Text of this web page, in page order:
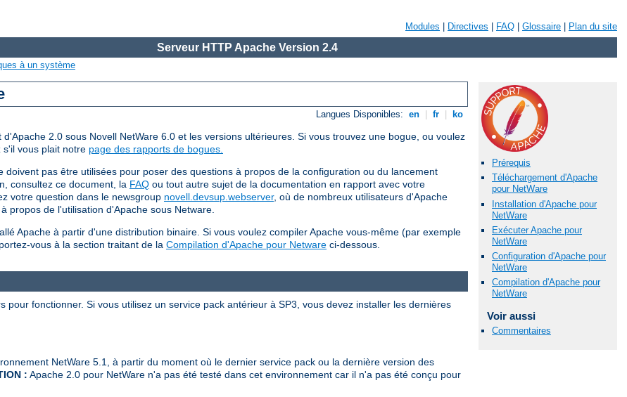
Modules Directives FAQ Glossaire Plan du site
Serveur HTTP Apache Version 2.4
à un système
Langues Disponibles: en fr ko
2.0 sous Novell NetWare 6.0 et les versions ultérieures. Si vous trouvez une bogue, ou voulez
vous plait notre page des rapports de bogues.
pas être utilisées pour poser des questions à propos de la configuration ou du lancement
consultez ce document, la FAQ ou tout autre sujet de la documentation en rapport avec votre
votre question dans le newsgroup novell.devsup.webserver, où de nombreux utilisateurs d'Apache
propos de l'utilisation d'Apache sous Netware.
Apache à partir d'une distribution binaire. Si vous voulez compiler Apache vous-même (par exemple
vous à la section traitant de la Compilation d'Apache pour Netware ci-dessous.
Prérequis
Téléchargement d'Apache
pour NetWare
Installation d'Apache pour
NetWare
Exécuter Apache pour
NetWare
Configuration d'Apache pour
NetWare
Compilation d'Apache pour
NetWare
Voir aussi
Commentaires
fonctionner. Si vous utilisez un service pack antérieur à SP3, vous devez installer les dernières
NetWare 5.1, à partir du moment où le dernier service pack ou la dernière version des
: Apache 2.0 pour NetWare n'a pas été testé dans cet environnement car il n'a pas été conçu pour